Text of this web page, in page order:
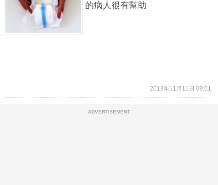
的病人很有幫助
2013年11月11日 09:01
ADVERTISEMENT